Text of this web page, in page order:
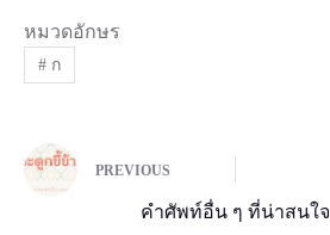
หมวดอักษร
#ก
PREVIOUS
คำศัพท์อื่น ๆ ที่น่าสนใจ